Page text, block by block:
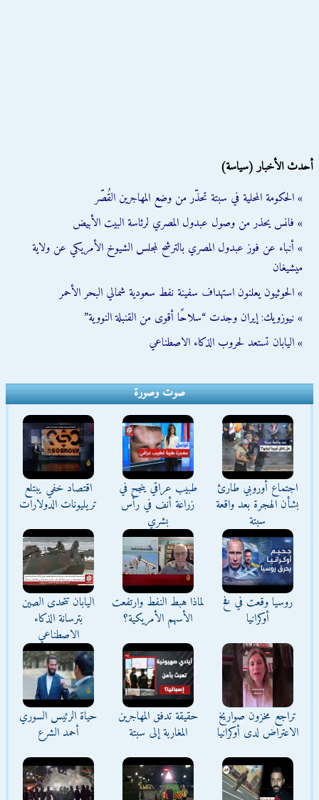
أحدث الأخبار (سياسة)
» الحكومة المحلية في سبتة تحذّر من وضع المهاجرين القُصّر
» فانس يحذر من وصول عبدول المصري لرئاسة البيت الأبيض
» أنباء عن فوز عبدول المصري بالترشح لمجلس الشيوخ الأمريكي عن ولاية
ميشيغان
» الحوثيون يعلنون استهداف سفينة نفط سعودية شمالي البحر الأحمر
» نيوزويك: إيران وجدت “سلاحًا أقوى من القنبلة النووية”
» اليابان تستعد لحروب الذكاء الاصطناعي
صوت وصورة
اجتماع أوروبي طارئ
بشأن الهجرة بعد واقعة
سبتة
طبيب عراقي ينجح في
زراعة أنف في رأس
بشري
اقتصاد خفي يبتلع
تريليونات الدولارات
روسيا وقعت في فخ
أوكرانيا
لماذا هبط النفط وارتفعت
الأسهم الأمريكية؟
اليابان تتحدى الصين
بترسانة الذكاء
الاصطناعي
تراجع مخزون صواريخ
الاعتراض لدى أوكرانيا
حقيقة تدفق المهاجرين
المغاربة إلى سبتة
حياة الرئيس السوري
أحمد الشرع